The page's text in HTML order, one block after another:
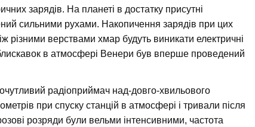
зарядів. На планеті в достатку присутні
сильними рухами. Накопичення зарядів при цих
різними верствами хмар будуть виникати електричні
в атмосфері Венери був вперше проведений
радіоприймач над-довго-хвильового
при спуску станцій в атмосфері і тривали після
розряди були вельми інтенсивними, частота